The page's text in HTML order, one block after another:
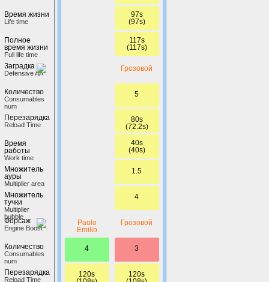
Время жизни
Life time
Полное
время жизни
Full life time
Заградка
Defensive AA
Количество
Сonsumables
num
Перезарядка
Reload Time
Время
работы
Work time
Множитель
ауры
Multiplier area
Множитель
тучки
Multiplier
bubble
Форсаж
Engine Boost
Количество
Сonsumables
num
Перезарядка
Reload Time
Paolo
Emilio
4
120s
97s
(97s)
117s
(117s)
Грозовой
5
80s
(72.2s)
40s
(40s)
1.5
4
Грозовой
3
120s